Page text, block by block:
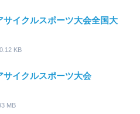
サイクルスポーツ大会全国大
KB
サイクルスポーツ大会
MB